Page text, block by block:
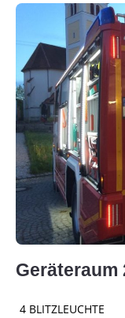
Geräteraum
4 BLITZLEUCHTE